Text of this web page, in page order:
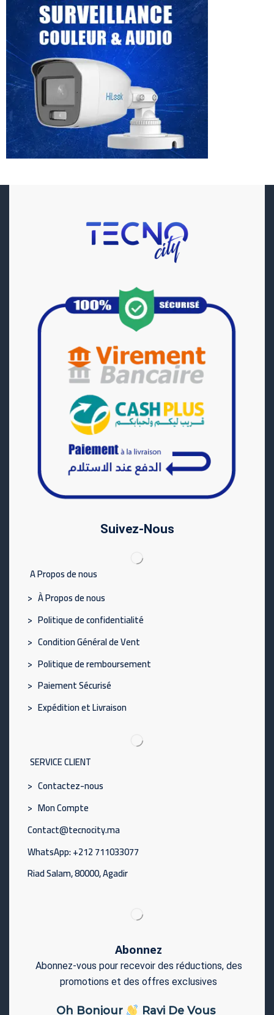
Suivez-Nous
A Propos de nous
> À Propos de nous
> Politique de confidentialité
> Condition Général de Vent
> Politique de remboursement
> Paiement Sécurisé
> Expédition et Livraison
SERVICE CLIENT
> Contactez-nous
> Mon Compte
Contact@tecnocity.ma
WhatsApp: +212 711033077
Riad Salam, 80000, Agadir
Abonnez
Abonnez-vous pour recevoir des réductions, des
promotions et des offres exclusives
Oh Bonjour Ravi De Vous